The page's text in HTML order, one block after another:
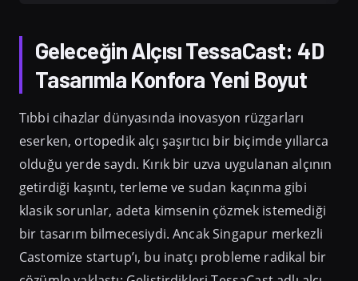
Geleceğin Alçısı TessaCast: 4D
Tasarımla Konfora Yeni Boyut
Tıbbi cihazlar dünyasında inovasyon rüzgarları
eserken, ortopedik alçı şaşırtıcı bir biçimde yıllarca
olduğu yerde saydı. Kırık bir uzva uygulanan alçının
getirdiği kaşıntı, terleme ve sudan kaçınma gibi
klasik sorunlar, adeta kimsenin çözmek istemediği
bir tasarım bilmecesiydi. Ancak Singapur merkezli
Castomize startup’ı, bu inatçı probleme radikal bir